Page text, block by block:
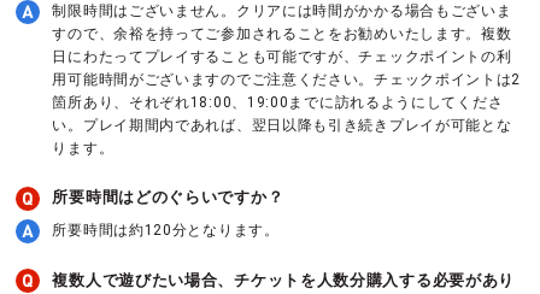
制限時間はございません。クリアには時間がかかる場合もございま
すので、余裕を持ってご参加されることをお勧めいたします。複数
日にわたってプレイすることも可能ですが、チェックポイントの利
用可能時間がございますのでご注意ください。チェックポイントは2
箇所あり、それぞれ18:00、19:00までに訪れるようにしてくださ
い。プレイ期間内であれば、翌日以降も引き続きプレイが可能とな
ります。
所要時間はどのぐらいですか？
所要時間は約120分となります。
複数人で遊びたい場合、チケットを人数分購入する必要があり